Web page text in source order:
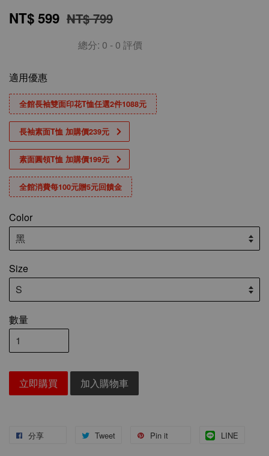
NT$ 599 NT$ 799
總分: 0 - 0 評價
適用優惠
全館長袖雙面印花T恤任選2件1088元
長袖素面T恤 加購價239元
素面圓領T恤 加購價199元
全館消費每100元贈5元回饋金
Color
Size
數量
立即購買 加入購物車
分享 Tweet Pin it LINE